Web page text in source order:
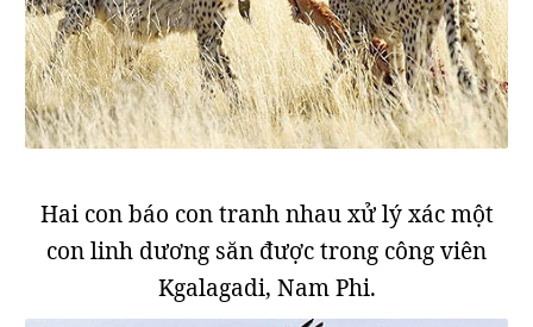
Hai con báo con tranh nhau xử lý xác một
con linh dương săn được trong công viên
Kgalagadi, Nam Phi.